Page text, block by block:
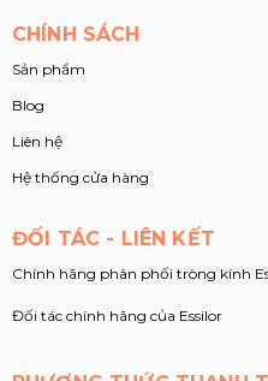
CHÍNH SÁCH
Sản phẩm
Blog
Liên hệ
Hệ thống cửa hàng
ĐỐI TÁC - LIÊN KẾT
Chính hãng phân phối tròng kính
Đối tác chính hãng của Essilor